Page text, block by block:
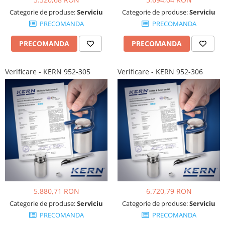
Masurarea intensitatii sunetului
Termometre cu infrarosu
Standuri testare forta
Standuri testare manuala
Altele
Cabluri
Cap pivotant
Carlige
Convertor Analog-Digital
Cutie de jonctiune
Inele suport
Maner
Picioare ajustabile
Piese pentru compresiune
Piulite zimtate si hexagonale
Placa de montaj
Placi etalon
Set pentru compresiune
Set suruburi otel
Categorie de produse:Serviciu
PRECOMANDA
PRECOMANDA
Categorie de produse:Serviciu
PRECOMANDA
PRECOMANDA
Verificare - KERN 952-305
5.880,71 RON
Categorie de produse:Serviciu
PRECOMANDA
Verificare - KERN 952-306
6.720,79 RON
Categorie de produse:Serviciu
PRECOMANDA